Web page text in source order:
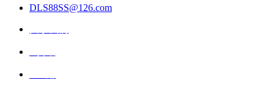
DLS88SS@126.com